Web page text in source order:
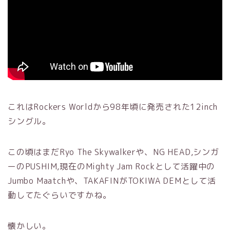
これはRockers Worldから98年頃に発売された12inch
シングル。
この頃はまだRyo The Skywalkerや、NG HEAD,シンガ
ーのPUSHIM,現在のMighty Jam Rockとして活躍中の
Jumbo Maatchや、TAKAFINがTOKIWA DEMとして活
動してたぐらいですかね。
懐かしい。